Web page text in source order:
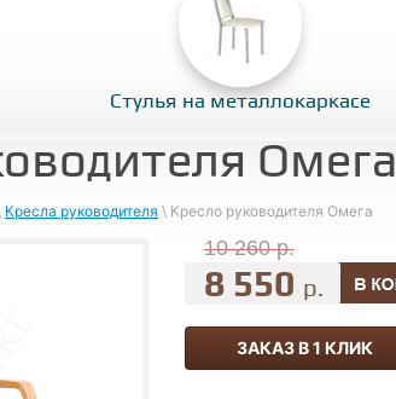
Стулья на металлокаркасе
Омега
Кресла руководителя \ Кресло руководителя Омега
10 260 р.
8 550 р.
ЗАКАЗ В 1 КЛИК